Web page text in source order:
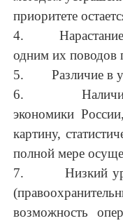
приоритете
4. Нарастание
одним их поводов
5. Различие в
6. Наличие
экономики
картину,
полной мере
7. Низкий
возможность